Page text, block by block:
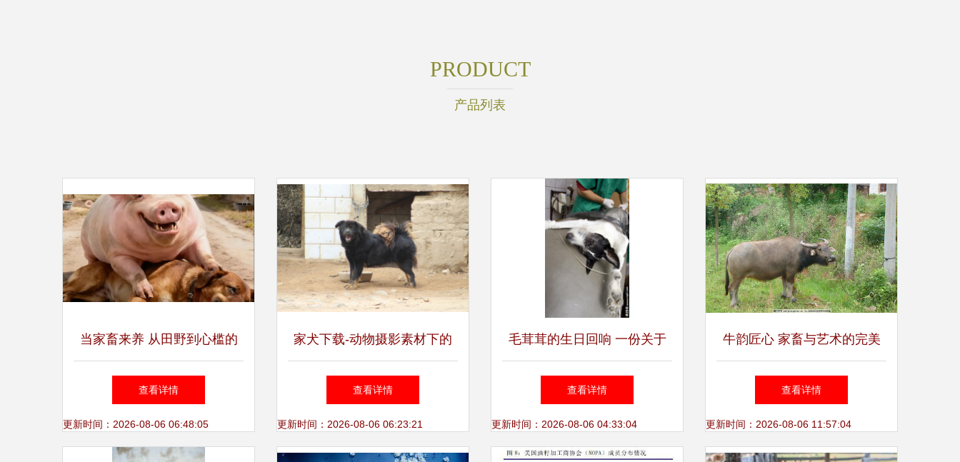
PRODUCT
产品列表
当家畜来养 从田野到心槛的
温情伙伴
查看详情
更新时间：2026-08-06 06:48:05
家犬下载-动物摄影素材下的
家畜、家禽与饲养仿制工艺品
拍摄思路
查看详情
更新时间：2026-08-06 06:23:21
毛茸茸的生日回响 一份关于
它的深情献礼
查看详情
更新时间：2026-08-06 04:33:04
牛韵匠心 家畜与艺术的完美
融合
查看详情
更新时间：2026-08-06 11:57:04